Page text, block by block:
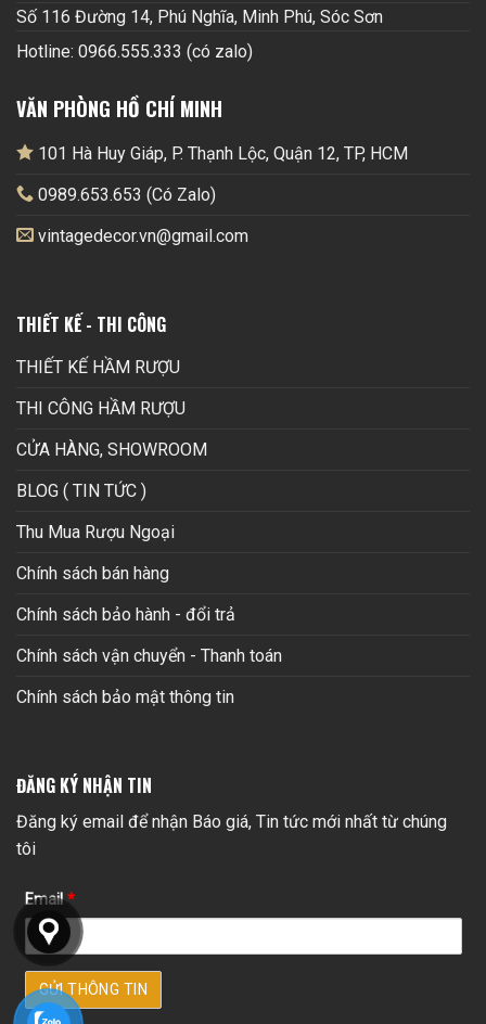
Số 116 Đường 14, Phú Nghĩa, Minh Phú, Sóc Sơn
Hotline: 0966.555.333 (có zalo)
VĂN PHÒNG HỒ CHÍ MINH
101 Hà Huy Giáp, P. Thạnh Lộc, Quận 12, TP, HCM
0989.653.653 (Có Zalo)
vintagedecor.vn@gmail.com
THIẾT KẾ - THI CÔNG
THIẾT KẾ HẦM RƯỢU
THI CÔNG HẦM RƯỢU
CỬA HÀNG, SHOWROOM
BLOG ( TIN TỨC )
Thu Mua Rượu Ngoại
Chính sách bán hàng
Chính sách bảo hành - đổi trả
Chính sách vận chuyển - Thanh toán
Chính sách bảo mật thông tin
ĐĂNG KÝ NHẬN TIN
Đăng ký email để nhận Báo giá, Tin tức mới nhất từ chúng
tôi
Email*